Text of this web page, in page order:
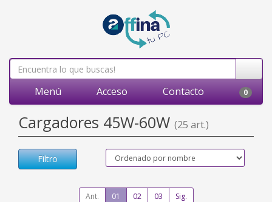
Menú Acceso Contacto 0
Cargadores 45W-60W (25 art.)
Filtro
Ant. 01 02 03 Sig.